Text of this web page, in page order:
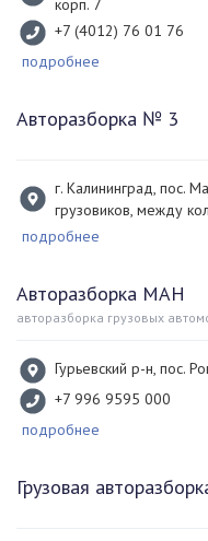
корп. 7
+7 (4012) 76 01 76
подробнее
Авторазборка № 3
г. Калининград, пос.
грузовиков, между
подробнее
Авторазборка МАН
авторазборка грузовых
Гурьевский р-н, пос.
+7 996 9595 000
подробнее
Грузовая